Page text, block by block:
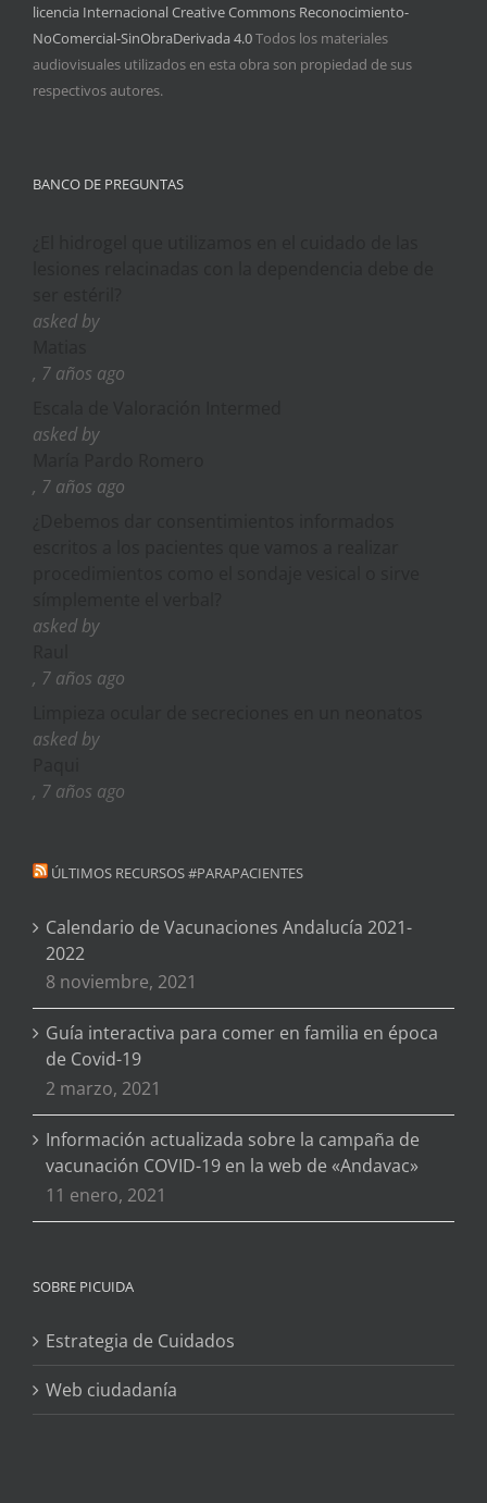
licencia Internacional Creative Commons Reconocimiento-
NoComercial-SinObraDerivada 4.0Todos los materiales
audiovisuales utilizados en esta obra son propiedad de sus
respectivos autores.
BANCO DE PREGUNTAS
asked by
, 7 años ago
asked by
, 7 años ago
asked by
, 7 años ago
asked by
, 7 años ago
ÚLTIMOS RECURSOS #PARAPACIENTES
Calendario de Vacunaciones Andalucía 2021-
2022
8 noviembre, 2021
Guía interactiva para comer en familia en época
de Covid-19
2 marzo, 2021
Información actualizada sobre la campaña de
vacunación COVID-19 en la web de «Andavac»
11 enero, 2021
SOBRE PICUIDA
Estrategia de Cuidados
Web ciudadanía